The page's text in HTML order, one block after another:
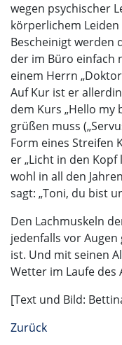
wegen psychischer
körperlichem
Bescheinigt werden
der im Büro einfach
einem Herrn
Auf Kur ist er
dem Kurs „Hello my
grüßen muss
Form eines Streifen
er „Licht in den
wohl in all den
sagt: „Toni, du bist
Den Lachmuskeln
jedenfalls vor
ist. Und mit seinen
Wetter im Laufe des
[Text und Bild:
Zurück